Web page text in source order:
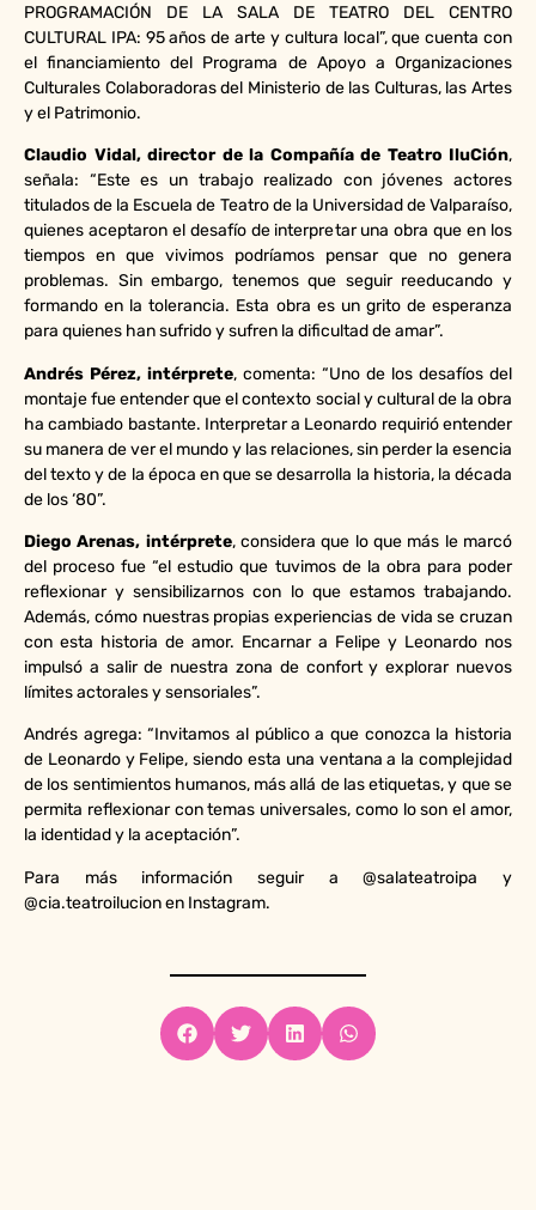
PROGRAMACIÓN DE LA SALA DE TEATRO DEL CENTRO
CULTURAL IPA: 95 años de arte y cultura local”, que cuenta con
el financiamiento del Programa de Apoyo a Organizaciones
Culturales Colaboradoras del Ministerio de las Culturas, las Artes
y el Patrimonio.
Claudio Vidal, director de la Compañía de Teatro IluCión,
señala: “Este es un trabajo realizado con jóvenes actores
titulados de la Escuela de Teatro de la Universidad de Valparaíso,
quienes aceptaron el desafío de interpretar una obra que en los
tiempos en que vivimos podríamos pensar que no genera
problemas. Sin embargo, tenemos que seguir reeducando y
formando en la tolerancia. Esta obra es un grito de esperanza
para quienes han sufrido y sufren la dificultad de amar”.
Andrés Pérez, intérprete, comenta: “Uno de los desafíos del
montaje fue entender que el contexto social y cultural de la obra
ha cambiado bastante. Interpretar a Leonardo requirió entender
su manera de ver el mundo y las relaciones, sin perder la esencia
del texto y de la época en que se desarrolla la historia, la década
de los ‘80”.
Diego Arenas, intérprete, considera que lo que más le marcó
del proceso fue “el estudio que tuvimos de la obra para poder
reflexionar y sensibilizarnos con lo que estamos trabajando.
Además, cómo nuestras propias experiencias de vida se cruzan
con esta historia de amor. Encarnar a Felipe y Leonardo nos
impulsó a salir de nuestra zona de confort y explorar nuevos
límites actorales y sensoriales”.
Andrés agrega: “Invitamos al público a que conozca la historia
de Leonardo y Felipe, siendo esta una ventana a la complejidad
de los sentimientos humanos, más allá de las etiquetas, y que se
permita reflexionar con temas universales, como lo son el amor,
la identidad y la aceptación”.
Para más información seguir a @salateatroipa y
@cia.teatroilucion en Instagram.